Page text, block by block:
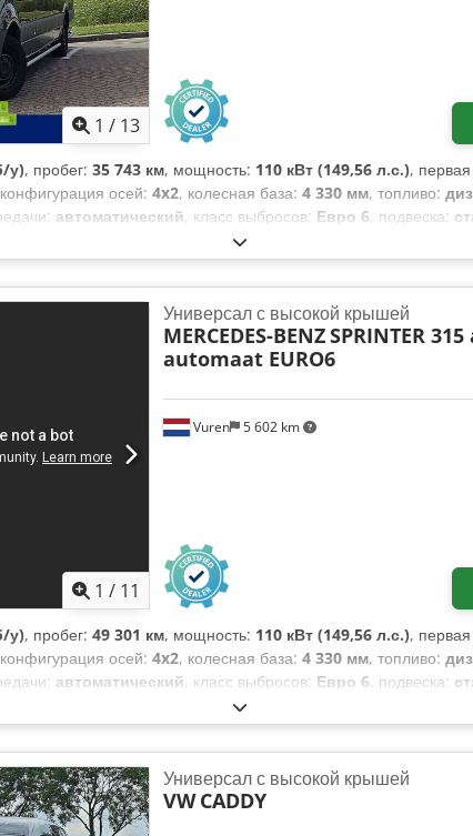
1 / 13
у), пробег: 35 743 км, мощность: 110 кВт (149,56 л.с.),
осей: 4x2, колесная база: 4 330 мм, топливо:
автоматический, класс выбросов: Евро 6, подвеска:
2 640 мм, длина грузового отсека:
отсека:1 920 мм, Год выпуска:2024, Оборудование:ABS,
контроля тяги, центральный замок,
1 / 11
Vuren 5 602 km
Универсал с высокой крышей
MERCEDES-BENZSPRINTER 315
automaat EURO6
у), пробег: 49 301 км, мощность: 110 кВт (149,56 л.с.),
осей: 4x2, колесная база: 4 330 мм, топливо:
автоматический, класс выбросов: Евро 6, подвеска:
2 640 мм, длина грузового отсека:
отсека:1 920 мм, Год выпуска:2024, Оборудование:ABS,
центральный замок, электрорегулировка стекол,
Универсал с высокой крышей
VWCADDY